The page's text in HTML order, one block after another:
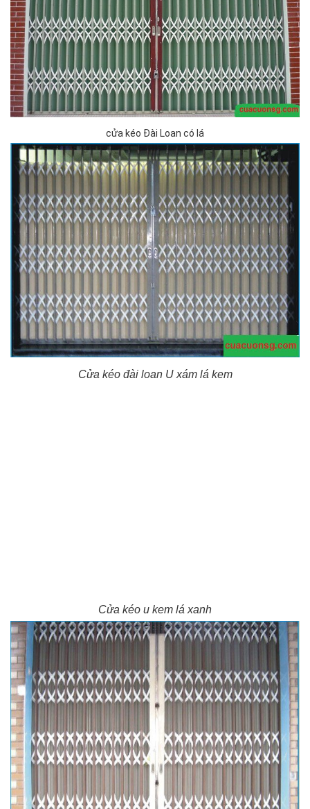
cửa kéo Đài Loan có lá
Cửa kéo đài loan U xám lá kem
Cửa kéo u kem lá xanh